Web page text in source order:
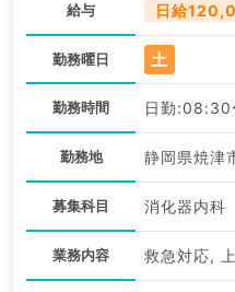
給与 日給
勤務曜日 土
勤務時間 日勤
勤務地 静岡県焼津
募集科目 消化器内科
業務内容 救急対応,